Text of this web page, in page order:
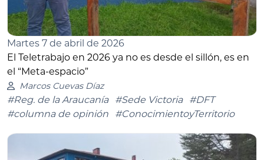
Martes 7 de abril de 2026
El Teletrabajo en 2026 ya no es desde el sillón, es en
el “Meta-espacio”
Marcos Cuevas Díaz
#Reg. de la Araucanía #Sede Victoria
#DFT
#columna de opinión
#ConocimientoyTerritorio